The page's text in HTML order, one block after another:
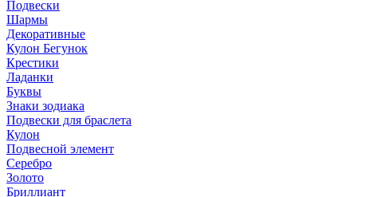
Подвески
Шармы
Декоративные
Кулон Бегунок
Крестики
Ладанки
Буквы
Знаки зодиака
Подвески для браслета
Кулон
Подвесной элемент
Серебро
Золото
Бриллиант